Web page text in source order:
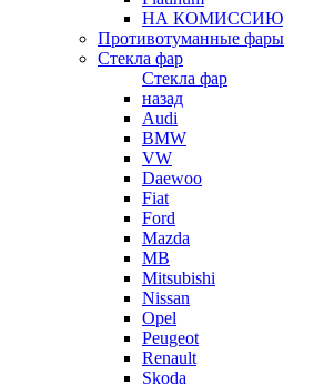
НА КОМИССИЮ
Противотуманные фары
Стекла фар
Стекла фар
назад
Audi
BMW
VW
Daewoo
Fiat
Ford
Mazda
MB
Mitsubishi
Nissan
Opel
Peugeot
Renault
Skoda